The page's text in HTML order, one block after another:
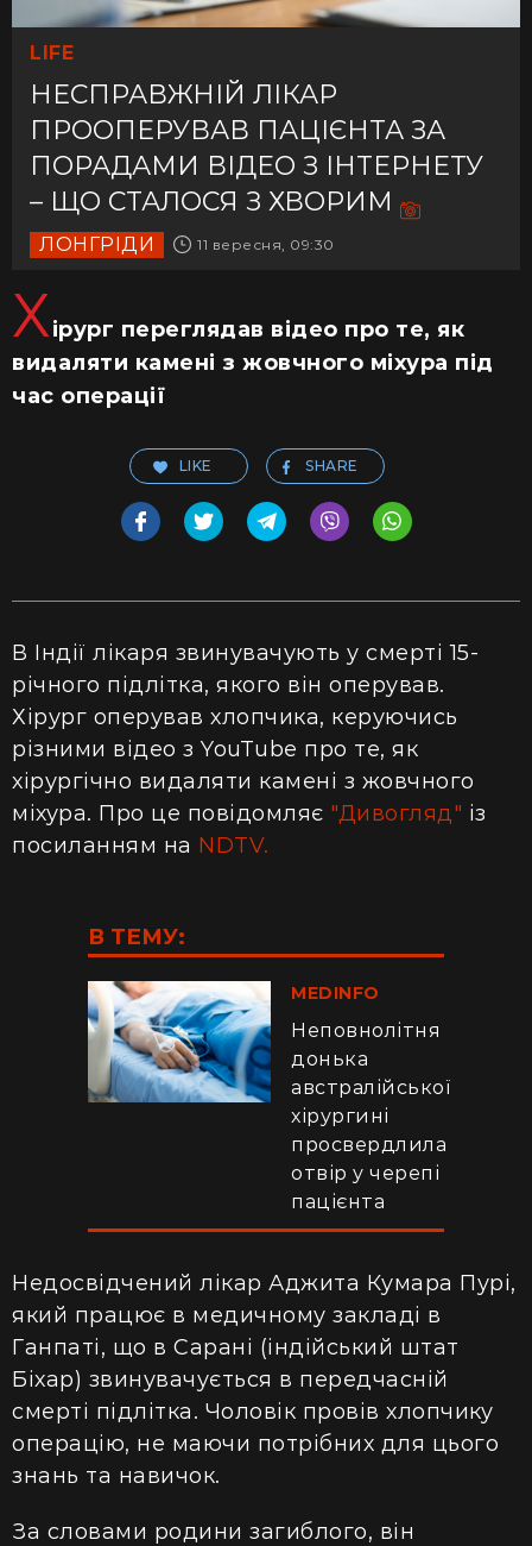
LIFE
НЕСПРАВЖНІЙ ЛІКАР
ПРООПЕРУВАВ ПАЦІЄНТА ЗА
ПОРАДАМИ ВІДЕО З ІНТЕРНЕТУ
– ЩО СТАЛОСЯ З ХВОРИМ
ЛОНГРІДИ 11 вересня, 09:30
Хірург переглядав відео про те, як
видаляти камені з жовчного міхура під
час операції
LIKE SHARE
В Індії лікаря звинувачують у смерті 15-
річного підлітка, якого він оперував.
Хірург оперував хлопчика, керуючись
різними відео з YouTube про те, як
хірургічно видаляти камені з жовчного
міхура. Про це повідомляє "Дивогляд" із
посиланням на NDTV.
В ТЕМУ:
MEDINFO
Неповнолітня
донька
австралійської
хірургині
просвердлила
отвір у черепі
пацієнта
Недосвідчений лікар Аджита Кумара Пурі,
який працює в медичному закладі в
Ганпаті, що в Сарані (індійський штат
Біхар) звинувачується в передчасній
смерті підлітка. Чоловік провів хлопчику
операцію, не маючи потрібних для цього
знань та навичок.
За словами родини загиблого, він